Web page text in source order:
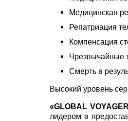
Медицинская
Репатриация
Компенсация
Чрезвычайные
Смерть в
Высокий уровень
«GLOBAL
лидером в